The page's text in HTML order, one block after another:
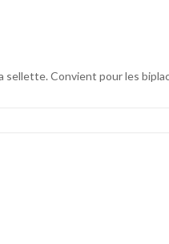
sellette. Convient pour les